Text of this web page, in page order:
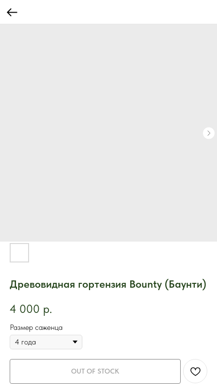
Древовидная гортензия Bounty (Баунти)
4 000 р.
Размер саженца
OUT OF STOCK